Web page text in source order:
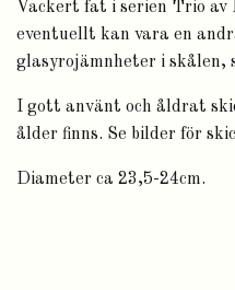
Vackert fat i serien Trio
eventuellt kan vara en
glasyrojämnheter i skålen,
I gott använt och åldrat
ålder finns. Se bilder för
Diameter ca 23,5-24cm.